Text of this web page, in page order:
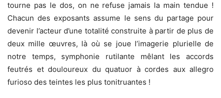
tourne pas le dos, on ne refuse jamais la main tendue !
Chacun des exposants assume le sens du partage pour
devenir l’acteur d’une totalité construite à partir de plus de
deux mille œuvres, là où se joue l’imagerie plurielle de
notre temps, symphonie rutilante mêlant les accords
feutrés et douloureux du quatuor à cordes aux allegro
furioso des teintes les plus tonitruantes !